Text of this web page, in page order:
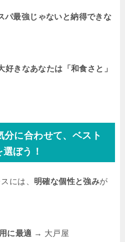
パ最強じゃないと納得できな
好きなあなたは「和食さと」
分に合わせて、ベスト
ぼう！
には、 明確な個性と強みが
に最適 → 大戸屋